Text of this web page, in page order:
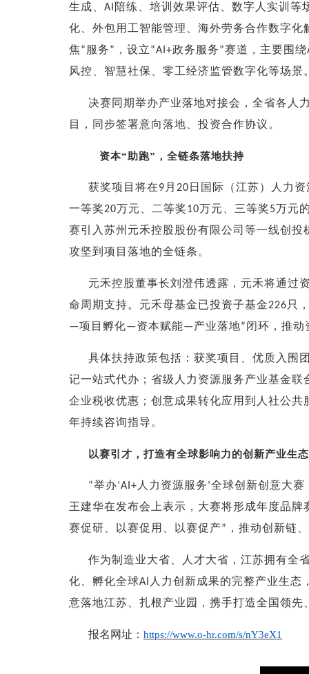
生成、 AI 陪练、培训效果评估、数字人实训等
化、外包用工智能管理、海外劳务合作数字
焦“ 服务” ，设立“AI+政务服务”赛道，主要围绕
风控、智慧社保、零工经济监管数字化等场景
决赛同期举办产业落地对接会，全省各人
目，同步签署意向落地、投资合作协议。
资本“助跑” ，全链条落地扶持
获奖项目将在9 月 20 日国际（江苏）人力
一等奖20万元、二等奖10万元、三等奖5万元
赛引入苏州元禾控股股份有限公司等一线创投
攻坚到项目落地的全链条。
元禾控股董事长刘澄伟透露，元禾将通过
命周期支持。元禾母基金已投资子基金226 只
—项目孵化—资本赋能—产业落地”闭环，推动
具体扶持政策包括：获奖项目、优质入围
记一站式代办；省级人力资源服务产业基金
企业税收优惠；创意成果转化应用到人社公
年持续咨询指导。
以赛引才，打造有全球影响力的创新产业生态
“举办‘AI+ 人力资源服务’全球创新创意大赛
王建华在发布会上表示，大赛将形成年度品
赛促研、以赛促用、以赛促产” ，推动创新链
作为制造业大省、人才大省，江苏拥有全
化、孵化全球AI
人力创新成果的完整产业生态
意落地江苏、扎根产业园，携手打造全国领先
报名网址： https://www.o-hr.com/s/nY3eX1